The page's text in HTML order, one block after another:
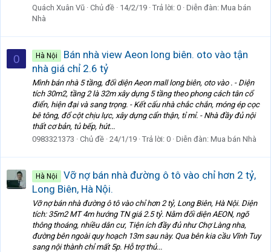
Quách Xuân Vũ Chủ đề 14/2/19 Trả lời: 0 Diễn đàn: Mua bán
Nhà
0 Hà Nội
Bán nhà view Aeon long biên. oto vào tận
nhà giá chỉ 2.6 tỷ
Mình bán nhà 5 tầng, đối diện Aeon mall long biên, oto vào . - Diện
tích 30m2, tầng 2 là 32m xây dựng 5 tầng theo phong cách tân cổ
điển, hiện đại và sang trọng. - Kết cấu nhà chắc chắn, móng ép cọc
bê tông, đổ cột chịu lực, xây dựng cẩn thận, tỉ mỉ. - Nhà đầy đủ nội
thất cơ bản, tủ bếp, hút...
0983321373
Chủ đề 24/1/19 Trả lời: 0 Diễn đàn: Mua bán Nhà
Hà Nội
Vỡ nợ bán nhà đường ô tô vào chỉ hơn 2 tỷ,
Long Biên, Hà Nội.
Vỡ nợ bán nhà đường ô tô vào chỉ hơn 2 tỷ, Long Biên, Hà Nội. Diện
tích: 35m2 MT 4m hướng TN giá 2.5 tỷ. Nằm đối diện AEON, ngõ
thông thoáng, nhiều dân cư, Tiện ích đầy đủ như Chợ Làng nha,
đường bên ngoài quy hoạch 13m sau này. Qua bên kia cầu Vĩnh Tuy
sang nội thành chỉ mất 5p. Hỗ trợ thủ...